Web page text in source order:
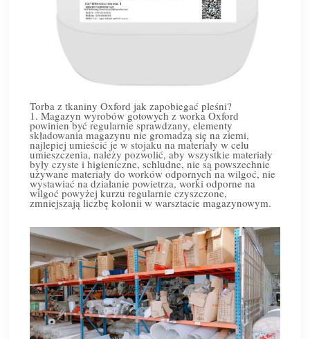
Torba z tkaniny Oxford jak zapobiegać pleśni?
1. Magazyn wyrobów gotowych z worka Oxford
powinien być regularnie sprawdzany, elementy
składowania magazynu nie gromadzą się na ziemi,
najlepiej umieścić je w stojaku na materiały w celu
umieszczenia, należy pozwolić, aby wszystkie materiały
były czyste i higieniczne, schludne, nie są powszechnie
używane materiały do worków odpornych na wilgoć, nie
wystawiać na działanie powietrza, worki odporne na
wilgoć powyżej kurzu regularnie czyszczone,
zmniejszają liczbę kolonii w warsztacie magazynowym.